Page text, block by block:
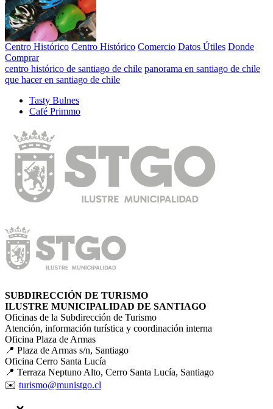
Centro Histórico Centro Histórico Comercio Datos Útiles Donde
Comprar
centro histórico de santiago de chile panorama en santiago de chile
que hacer en santiago de chile
Tasty Bulnes
Café Primmo
SUBDIRECCIÓN DE TURISMO
ILUSTRE MUNICIPALIDAD DE SANTIAGO
Oficinas de la Subdirección de Turismo
Atención, información turística y coordinación interna
Oficina Plaza de Armas
📍 Plaza de Armas s/n, Santiago
Oficina Cerro Santa Lucía
📍 Terraza Neptuno Alto, Cerro Santa Lucía, Santiago
✉️ turismo@munistgo.cl